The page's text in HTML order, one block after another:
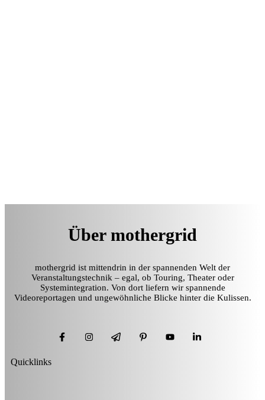
Über mothergrid
mothergrid ist mittendrin in der spannenden Welt der
Veranstaltungstechnik – egal, ob Touring, Theater oder
Systemintegration. Von dort liefern wir spannende
Videoreportagen und ungewöhnliche Blicke hinter die Kulissen.
Quicklinks